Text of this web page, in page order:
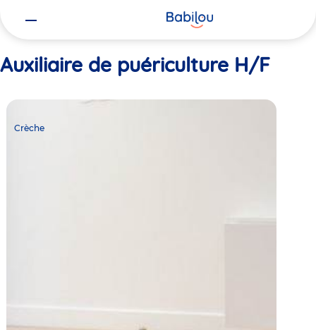
Auxiliaire de puériculture H/F
Crèche
Babilou
Crèche